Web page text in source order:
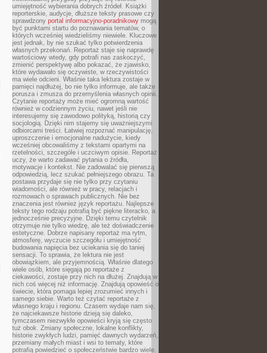
umiejętność wybierania dobrych źródeł. Książki
reporterskie, audycje, dłuższe teksty prasowe czy
sprawdzony portal informacyjno-poradnikowy mogą
być punktami startu do poznawania tematów, o
których wcześniej wiedzieliśmy niewiele. Kluczowe
jest jednak, by nie szukać tylko potwierdzenia
własnych przekonań. Reportaż staje się naprawdę
wartościowy wtedy, gdy potrafi nas zaskoczyć,
zmienić perspektywę albo pokazać, że zjawisko,
które wydawało się oczywiste, w rzeczywistości
ma wiele odcieni. Właśnie taka lektura zostaje w
pamięci najdłużej, bo nie tylko informuje, ale także
porusza i zmusza do przemyślenia własnych opinii.
Czytanie reportaży może mieć ogromną wartość
również w codziennym życiu, nawet jeśli nie
interesujemy się zawodowo polityką, historią czy
socjologią. Dzięki nim stajemy się uważniejszymi
odbiorcami treści. Łatwiej rozpoznać manipulację,
uproszczenie i emocjonalne nadużycie, kiedy
wcześniej obcowaliśmy z tekstami opartymi na
rzetelności, szczególe i uczciwym opisie. Reportaż
uczy, że warto zadawać pytania o źródła,
motywacje i kontekst. Nie zadowalać się pierwszą
odpowiedzią, lecz szukać pełniejszego obrazu. Ta
postawa przydaje się nie tylko przy czytaniu
wiadomości, ale również w pracy, relacjach i
rozmowach o sprawach publicznych. Nie bez
znaczenia jest również język reportażu. Najlepsze
teksty tego rodzaju potrafią być piękne literacko, a
jednocześnie precyzyjne. Dzięki temu czytelnik
otrzymuje nie tylko wiedzę, ale też doświadczenie
estetyczne. Dobrze napisany reportaż ma rytm,
atmosferę, wyczucie szczegółu i umiejętność
budowania napięcia bez uciekania się do taniej
sensacji. To sprawia, że lektura nie jest
obowiązkiem, ale przyjemnością. Właśnie dlatego
wiele osób, które sięgają po reportaże z
ciekawości, zostaje przy nich na dłużej. Znajdują w
nich coś więcej niż informację. Znajdują opowieść o
świecie, która pomaga lepiej zrozumieć innych i
samego siebie. Warto też czytać reportaże z
własnego kraju i regionu. Czasem wydaje nam się,
że najciekawsze historie dzieją się daleko,
tymczasem niezwykłe opowieści kryją się często
tuż obok. Zmiany społeczne, lokalne konflikty,
historie zwykłych ludzi, pamięć dawnych wydarzeń,
przemiany małych miast i wsi to tematy, które
potrafią powiedzieć o społeczeństwie bardzo wiele.